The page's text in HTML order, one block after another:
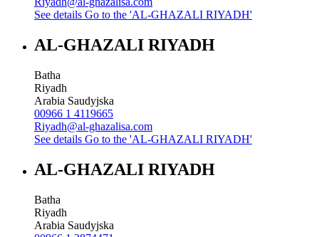
See details Go to the 'AL-GHAZALI RIYADH'
AL-GHAZALI RIYADH
Batha
Riyadh
Arabia Saudyjska
00966 1 4119665
Riyadh@al-ghazalisa.com
See details Go to the 'AL-GHAZALI RIYADH'
AL-GHAZALI RIYADH
Batha
Riyadh
Arabia Saudyjska